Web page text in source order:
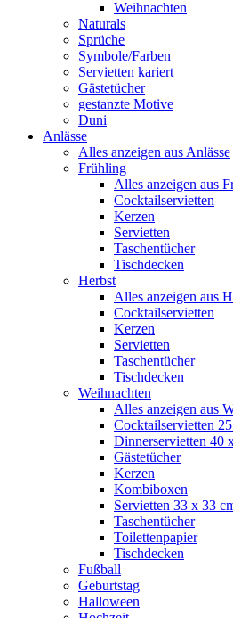
Weihnachten
Naturals
Sprüche
Symbole/Farben
Servietten kariert
Gästetücher
gestanzte Motive
Duni
Anlässe
Alles anzeigen aus Anlässe
Frühling
Alles anzeigen aus
Cocktailservietten
Kerzen
Servietten
Taschentücher
Tischdecken
Herbst
Alles anzeigen aus
Cocktailservietten
Kerzen
Servietten
Taschentücher
Tischdecken
Weihnachten
Alles anzeigen aus
Cocktailservietten
Dinnerservietten 40
Gästetücher
Kerzen
Kombiboxen
Servietten 33 x 33
Taschentücher
Toilettenpapier
Tischdecken
Fußball
Geburtstag
Halloween